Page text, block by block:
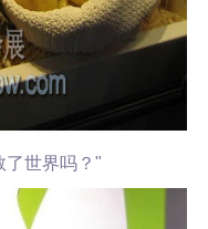
了世界吗？"